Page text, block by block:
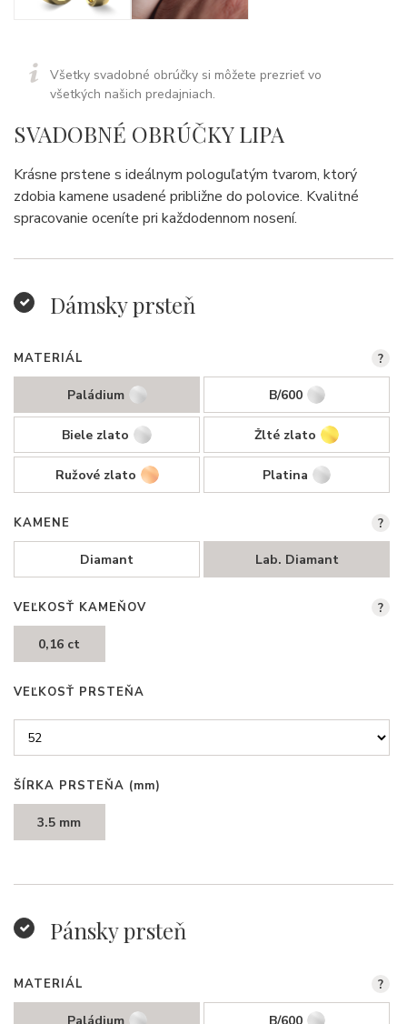
Všetky svadobné obrúčky si môžete prezrieť vo
všetkých našich predajniach.
SVADOBNÉ OBRÚČKY LIPA
Krásne prstene s ideálnym pologuľatým tvarom, ktorý
zdobia kamene usadené približne do polovice. Kvalitné
spracovanie oceníte pri každodennom nosení.
Dámsky prsteň
MATERIÁL
Paládium B/600
Biele zlato Žlté zlato
Ružové zlato Platina
?
KAMENE
Diamant Lab. Diamant
?
VEĽKOSŤ KAMEŇOV
0,16 ct
?
VEĽKOSŤ PRSTEŇA
ŠÍRKA PRSTEŇA (mm)
3.5 mm
Pánsky prsteň
MATERIÁL ?